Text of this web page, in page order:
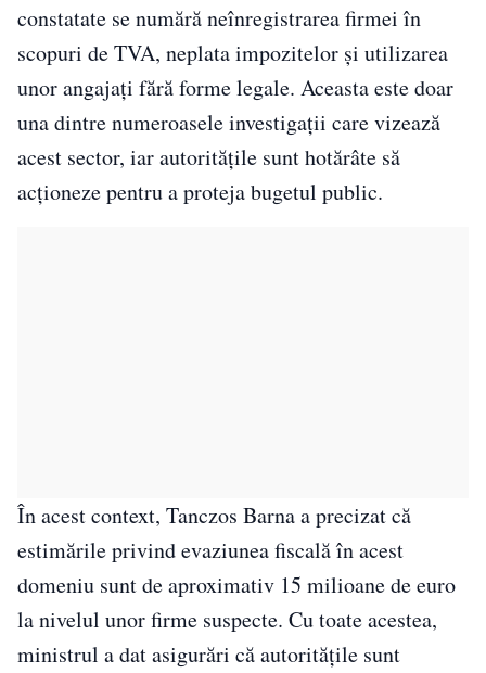
constatate se numără neînregistrarea firmei în
scopuri de TVA, neplata impozitelor și utilizarea
unor angajați fără forme legale. Aceasta este doar
una dintre numeroasele investigații care vizează
acest sector, iar autoritățile sunt hotărâte să
acționeze pentru a proteja bugetul public.
În acest context, Tanczos Barna a precizat că
estimările privind evaziunea fiscală în acest
domeniu sunt de aproximativ 15 milioane de euro
la nivelul unor firme suspecte. Cu toate acestea,
ministrul a dat asigurări că autoritățile sunt